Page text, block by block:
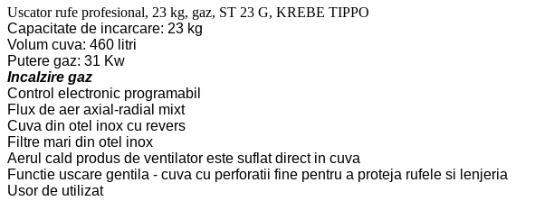
Uscator rufe profesional, 23 kg, gaz, ST 23 G, KREBE TIPPO
Capacitate de incarcare: 23 kg
Volum cuva: 460 litri
Putere gaz: 31 Kw
Incalzire gaz
Control electronic programabil
Flux de aer axial-radial mixt
Cuva din otel inox cu revers
Filtre mari din otel inox
Aerul cald produs de ventilator este suflat direct in cuva
Functie uscare gentila - cuva cu perforatii fine pentru a proteja rufele si lenjeria
Usor de utilizat